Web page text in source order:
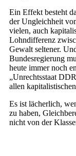
Ein Effekt besteht
der Ungleichheit
vielen, auch
Lohndifferenz
Gewalt seltener.
Bundesregierung
heute immer noch
„Unrechtsstaat
allen
Es ist lächerlich,
zu haben,
nicht von der